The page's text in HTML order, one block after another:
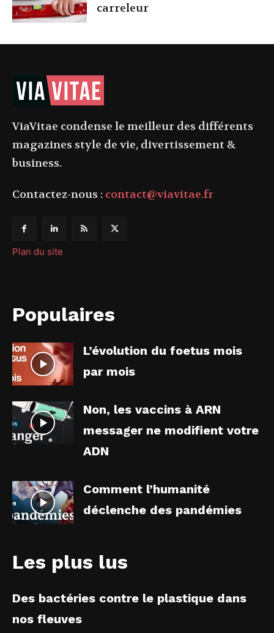
carreleur
ViaVitae condense le meilleur des différents
magazines style de vie, divertissement &
business.
Contactez-nous : contact@viavitae.fr
Plan du site
Populaires
L’évolution du foetus mois
par mois
Non, les vaccins à ARN
messager ne modifient votre
ADN
Comment l’humanité
déclenche des pandémies
Les plus lus
Des bactéries contre le plastique dans
nos fleuves